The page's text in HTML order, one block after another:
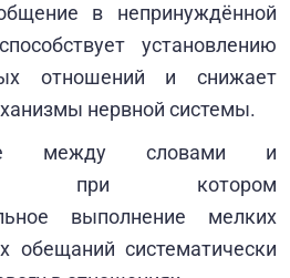
в непринуждённой
установлению
отношений и снижает
нервной системы.
между словами и
при котором
выполнение мелких
обещаний систематически